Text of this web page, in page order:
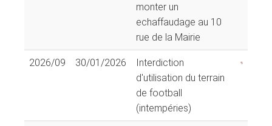
monter un
echaffaudage au 10
rue de la Mairie
2026/09 30/01/2026
Interdiction
d'utilisation du terrain
de football
(intempéries)